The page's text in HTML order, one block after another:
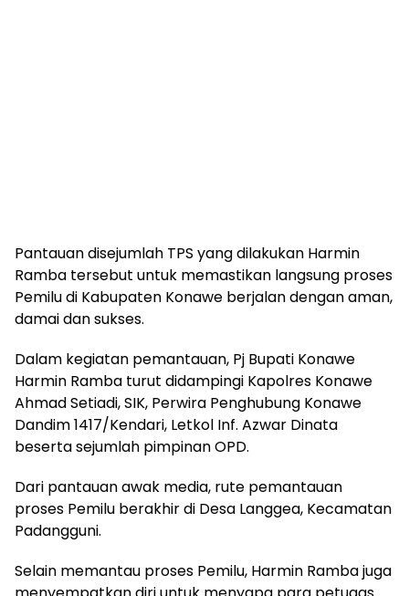
Pantauan disejumlah TPS yang dilakukan Harmin
Ramba tersebut untuk memastikan langsung proses
Pemilu di Kabupaten Konawe berjalan dengan aman,
damai dan sukses.
Dalam kegiatan pemantauan, Pj Bupati Konawe
Harmin Ramba turut didampingi Kapolres Konawe
Ahmad Setiadi, SIK, Perwira Penghubung Konawe
Dandim 1417/Kendari, Letkol Inf. Azwar Dinata
beserta sejumlah pimpinan OPD.
Dari pantauan awak media, rute pemantauan
proses Pemilu berakhir di Desa Langgea, Kecamatan
Padangguni.
Selain memantau proses Pemilu, Harmin Ramba juga